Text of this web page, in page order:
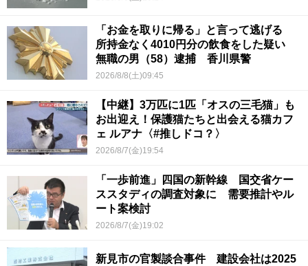
「お金を取りに帰る」と言って逃げる
所持金なく4010円分の飲食をした疑い
無職の男（58）逮捕 香川県警
2026/8/8(土)09:45
【中継】3万匹に1匹「オスの三毛猫」も
お出迎え！保護猫たちと出会える猫カフ
ェ ルアナ〈#推しドコ？〉
2026/8/7(金)19:54
「一歩前進」四国の新幹線 国交省ケー
ススタディの調査対象に 需要推計やル
ート案検討
2026/8/7(金)19:02
新見市の官製談合事件 建設会社は2025